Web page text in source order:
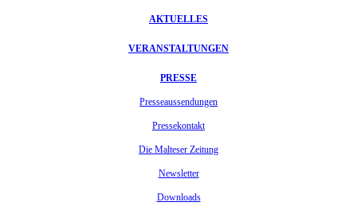
AKTUELLES
VERANSTALTUNGEN
PRESSE
Presseaussendungen
Pressekontakt
Die Malteser Zeitung
Newsletter
Downloads